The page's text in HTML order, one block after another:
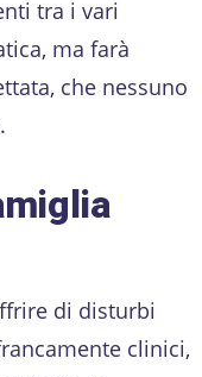
tra i vari
ma farà
che nessuno
di disturbi
clinici,